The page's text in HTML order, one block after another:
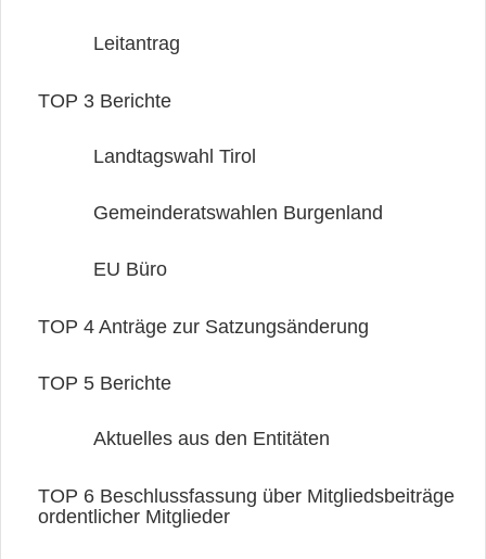
Leitantrag
TOP 3 Berichte
Landtagswahl Tirol
Gemeinderatswahlen Burgenland
EU Büro
TOP 4 Anträge zur Satzungsänderung
TOP 5 Berichte
Aktuelles aus den Entitäten
TOP 6 Beschlussfassung über Mitgliedsbeiträge
ordentlicher Mitglieder